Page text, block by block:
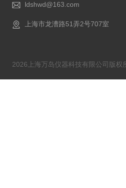
ldshwd@163.com
上海市龙漕路51弄2号707室
2026上海万岛仪器科技有限公司版